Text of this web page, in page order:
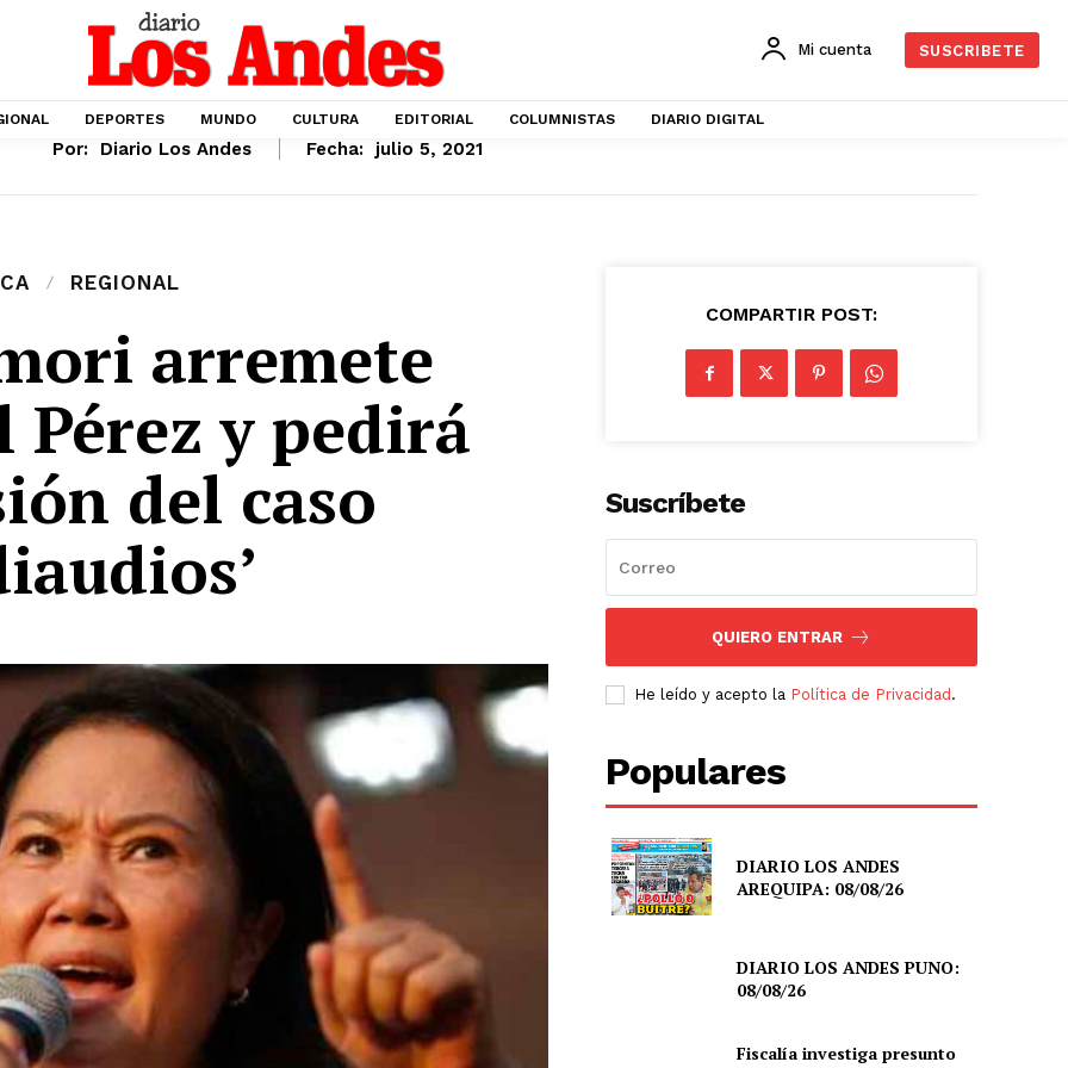
Mi cuenta SUSCRIBETE
DEPORTES MUNDO CULTURA EDITORIAL COLUMNISTAS DIARIO DIGITAL
Por: Diario Los Andes Fecha: julio 5, 2021
REGIONAL
arremete
y pedirá
del caso
COMPARTIR POST:
Suscríbete
QUIERO ENTRAR
He leído y acepto la Política de Privacidad .
Populares
DIARIO LOS ANDES
AREQUIPA: 08/08/26
DIARIO LOS ANDES PUNO:
08/08/26
Fiscalía investiga presunto